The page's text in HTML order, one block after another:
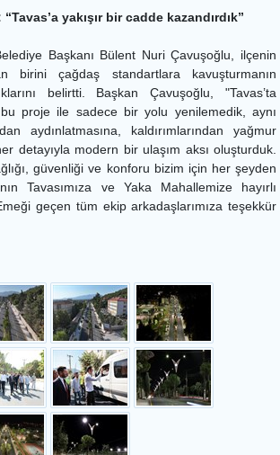
yakışır bir cadde kazandırdık”
Başkanı Bülent Nuri Çavuşoğlu, ilçenin
birini çağdaş standartlara kavuşturmanın
belirtti. Başkan Çavuşoğlu, "Tavas’ta
proje ile sadece bir yolu yenilemedik, aynı
aydınlatmasına, kaldırımlarından yağmur
detayıyla modern bir ulaşım aksı oluşturduk.
güvenliği ve konforu bizim için her şeyden
Tavasımıza ve Yaka Mahallemize hayırlı
geçen tüm ekip arkadaşlarımıza teşekkür